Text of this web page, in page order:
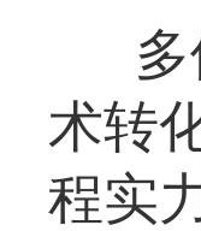
术转
程实